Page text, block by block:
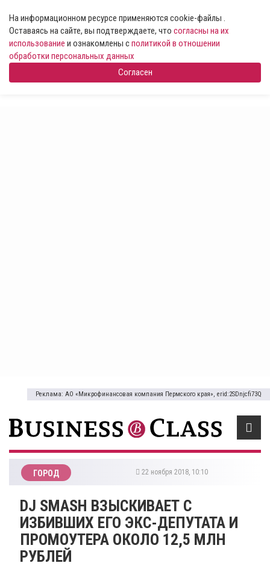
На информационном ресурсе применяются cookie-файлы .
Оставаясь на сайте, вы подтверждаете, что согласны на их
использование и ознакомлены сполитикой в отношении
обработки персональных данных
Согласен
Реклама: АО «Микрофинансовая компания Пермского края», erid:2SDnjcfi73Q
ГОРОД 22 ноября 2018, 10:10
​DJ SMASH ВЗЫСКИВАЕТ С
ИЗБИВШИХ ЕГО ЭКС-ДЕПУТАТА И
ПРОМОУТЕРА ОКОЛО 12,5 МЛН
РУБЛЕЙ